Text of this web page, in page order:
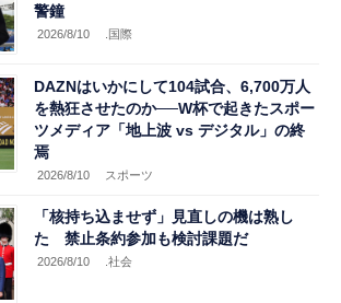
警鐘
2026/8/10 .国際
DAZNはいかにして104試合、6,700万人
を熱狂させたのか──W杯で起きたスポー
ツメディア「地上波 vs デジタル」の終
焉
2026/8/10 スポーツ
「核持ち込ませず」見直しの機は熟し
た 禁止条約参加も検討課題だ
2026/8/10 .社会